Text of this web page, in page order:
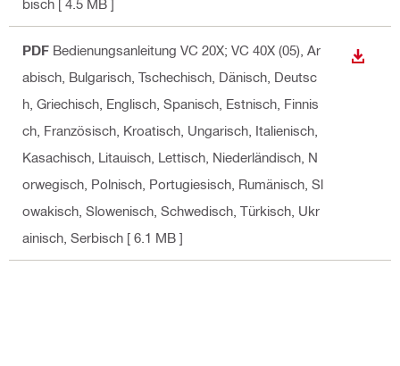
bisch [ 4.5 MB ]
PDF Bedienungsanleitung VC 20X; VC 40X (05) , Ar
abisch, Bulgarisch, Tschechisch, Dänisch, Deutsc
h, Griechisch, Englisch, Spanisch, Estnisch, Finnis
ch, Französisch, Kroatisch, Ungarisch, Italienisch,
Kasachisch, Litauisch, Lettisch, Niederländisch, N
orwegisch, Polnisch, Portugiesisch, Rumänisch, Sl
owakisch, Slowenisch, Schwedisch, Türkisch, Ukr
ainisch, Serbisch [ 6.1 MB ]